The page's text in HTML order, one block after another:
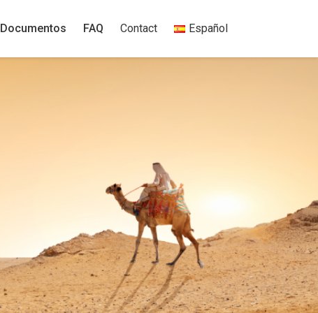
Documentos FAQ Contact Español